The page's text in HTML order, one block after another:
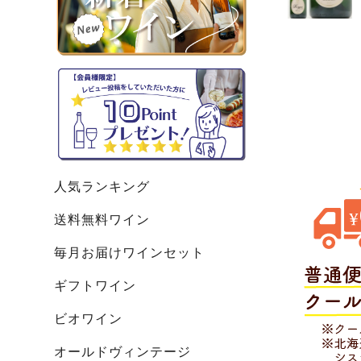
人気ランキング
送料無料ワイン
毎月お届けワインセット
ギフトワイン
ビオワイン
オールドヴィンテージ